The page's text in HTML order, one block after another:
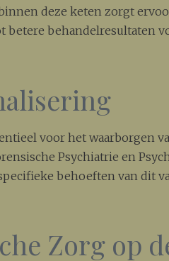
deze keten zorgt
betere behandelresultaten
voor het waarborgen
Psychiatrie en
behoeften van dit
Zorg op